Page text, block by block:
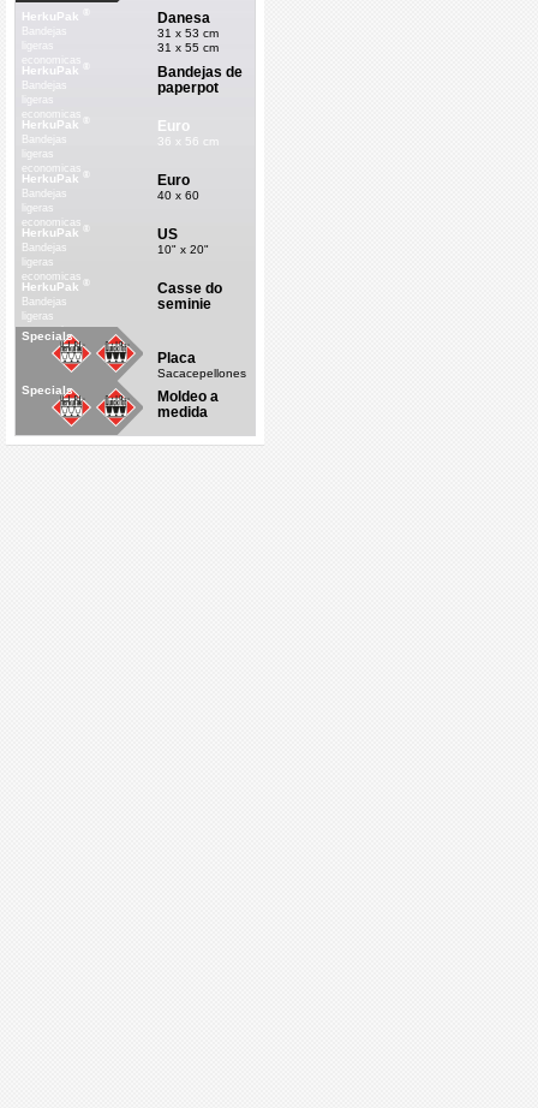
HerkuPak
ligeras
economicas
Danesa
31 x 53 cm
31 x 55 cm
HerkuPak
Bandejas
ligeras
economicas
Bandejas de
paperpot
HerkuPak ®
Bandejas
ligeras
economicas
Euro
36 x 56 cm
HerkuPak ®
Bandejas
ligeras
economicas
Euro
40 x 60
HerkuPak ®
Bandejas
ligeras
economicas
US
10" x 20"
HerkuPak ®
Bandejas
ligeras
economicas
Casse do
seminie
Specials
Placa
Sacacepellones
Specials
Moldeo a
medida